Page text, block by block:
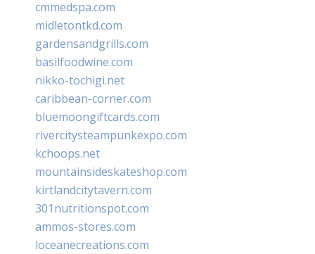
cmmedspa.com
midletontkd.com
gardensandgrills.com
basilfoodwine.com
nikko-tochigi.net
caribbean-corner.com
bluemoongiftcards.com
rivercitysteampunkexpo.com
kchoops.net
mountainsideskateshop.com
kirtlandcitytavern.com
301nutritionspot.com
ammos-stores.com
loceanecreations.com